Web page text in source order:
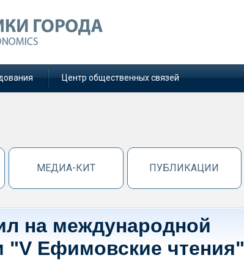
Центр общественных связей
МЕДИА-КИТ ПУБЛИКАЦИИ
на международной
"V Ефимовские чтения"